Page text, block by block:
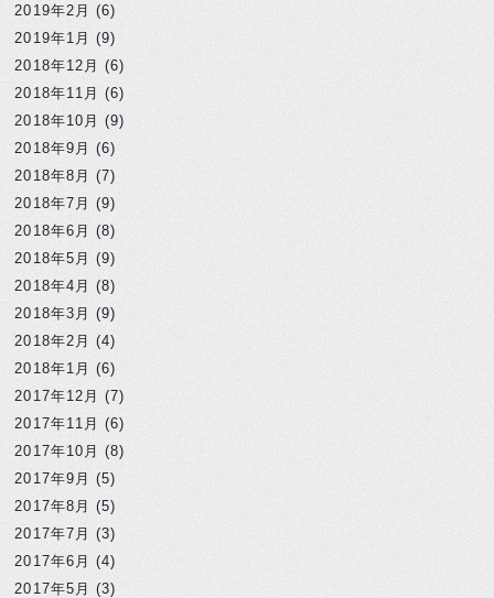
2019年2月 (6)
2019年1月 (9)
2018年12月 (6)
2018年11月 (6)
2018年10月 (9)
2018年9月 (6)
2018年8月 (7)
2018年7月 (9)
2018年6月 (8)
2018年5月 (9)
2018年4月 (8)
2018年3月 (9)
2018年2月 (4)
2018年1月 (6)
2017年12月 (7)
2017年11月 (6)
2017年10月 (8)
2017年9月 (5)
2017年8月 (5)
2017年7月 (3)
2017年6月 (4)
2017年5月 (3)